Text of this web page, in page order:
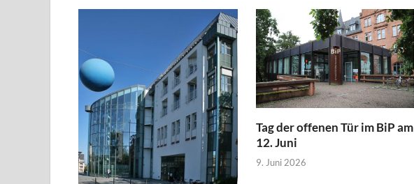
Tag der offenen Tür im BiP am
12. Juni
9. Juni 2026